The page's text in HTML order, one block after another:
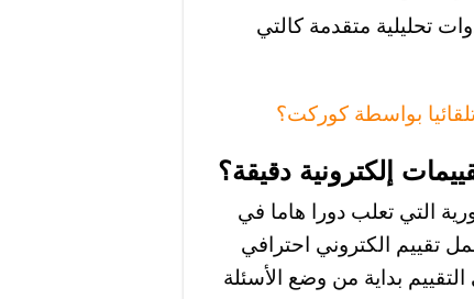
تحليلية متقدمة كالتي
بواسطة كوركت؟
إلكترونية دقيقة؟
التي تعلب دورا هاما في
تقييم الكتروني احترافي
بداية من وضع الأسئلة